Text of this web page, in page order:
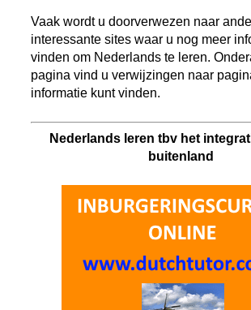
Vaak wordt u doorverwezen naar
interessante sites waar u nog meer
vinden om Nederlands te leren.
pagina vind u verwijzingen naar
informatie kunt vinden.
Nederlands leren tbv het
buitenland